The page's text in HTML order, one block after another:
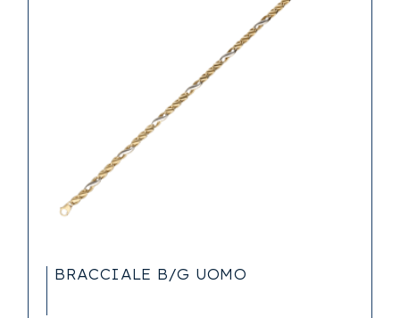
BRACCIALE B/G UOMO